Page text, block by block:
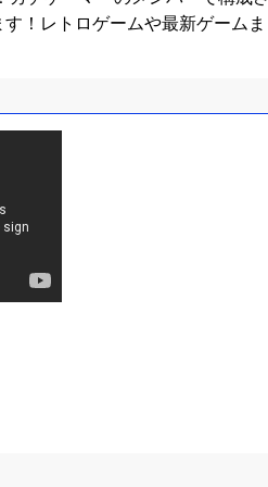
！レトロゲームや最新ゲームま